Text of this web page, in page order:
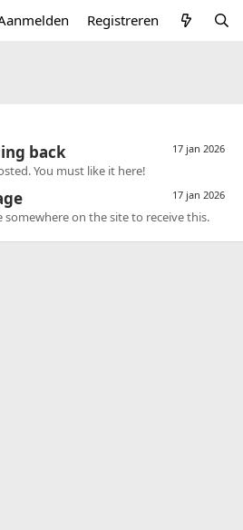
Registreren
17 jan 2026
back
You must like it here!
17 jan 2026
somewhere on the site to receive this.